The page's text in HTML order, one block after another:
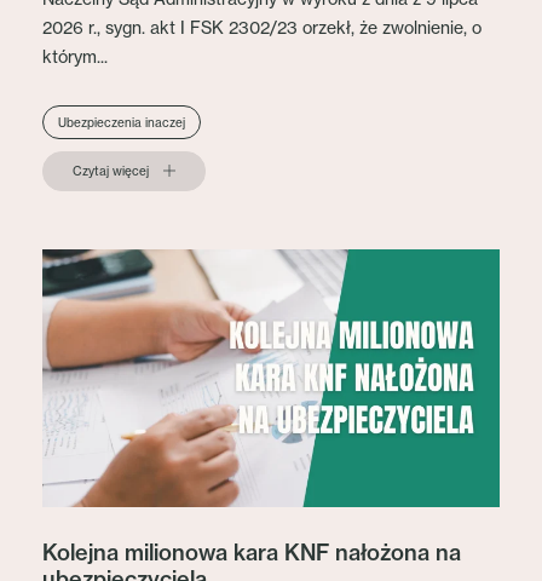
2026 r., sygn. akt I FSK 2302/23 orzekł, że zwolnienie, o
którym...
Ubezpieczenia inaczej
Czytaj więcej
Kolejna milionowa kara KNF nałożona na